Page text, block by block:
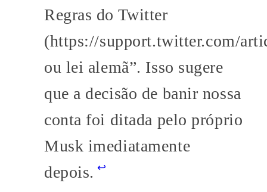
Regras do Twitter
(https://support.twitter.com/
ou lei alemã”. Isso sugere
que a decisão de banir nossa
conta foi ditada pelo próprio
Musk imediatamente
depois.↩